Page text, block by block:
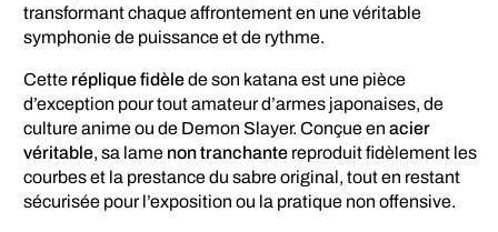
transformant chaque affrontement en une véritable
symphonie de puissance et de rythme.
Cette réplique fidèlede son katana est une pièce
d’exception pour tout amateur d’armes japonaises, de
culture anime ou de Demon Slayer. Conçue enacier
véritable, sa lame non tranchante reproduit fidèlement les
courbes et la prestance du sabre original, tout en restant
sécurisée pour l’exposition ou la pratique non offensive.